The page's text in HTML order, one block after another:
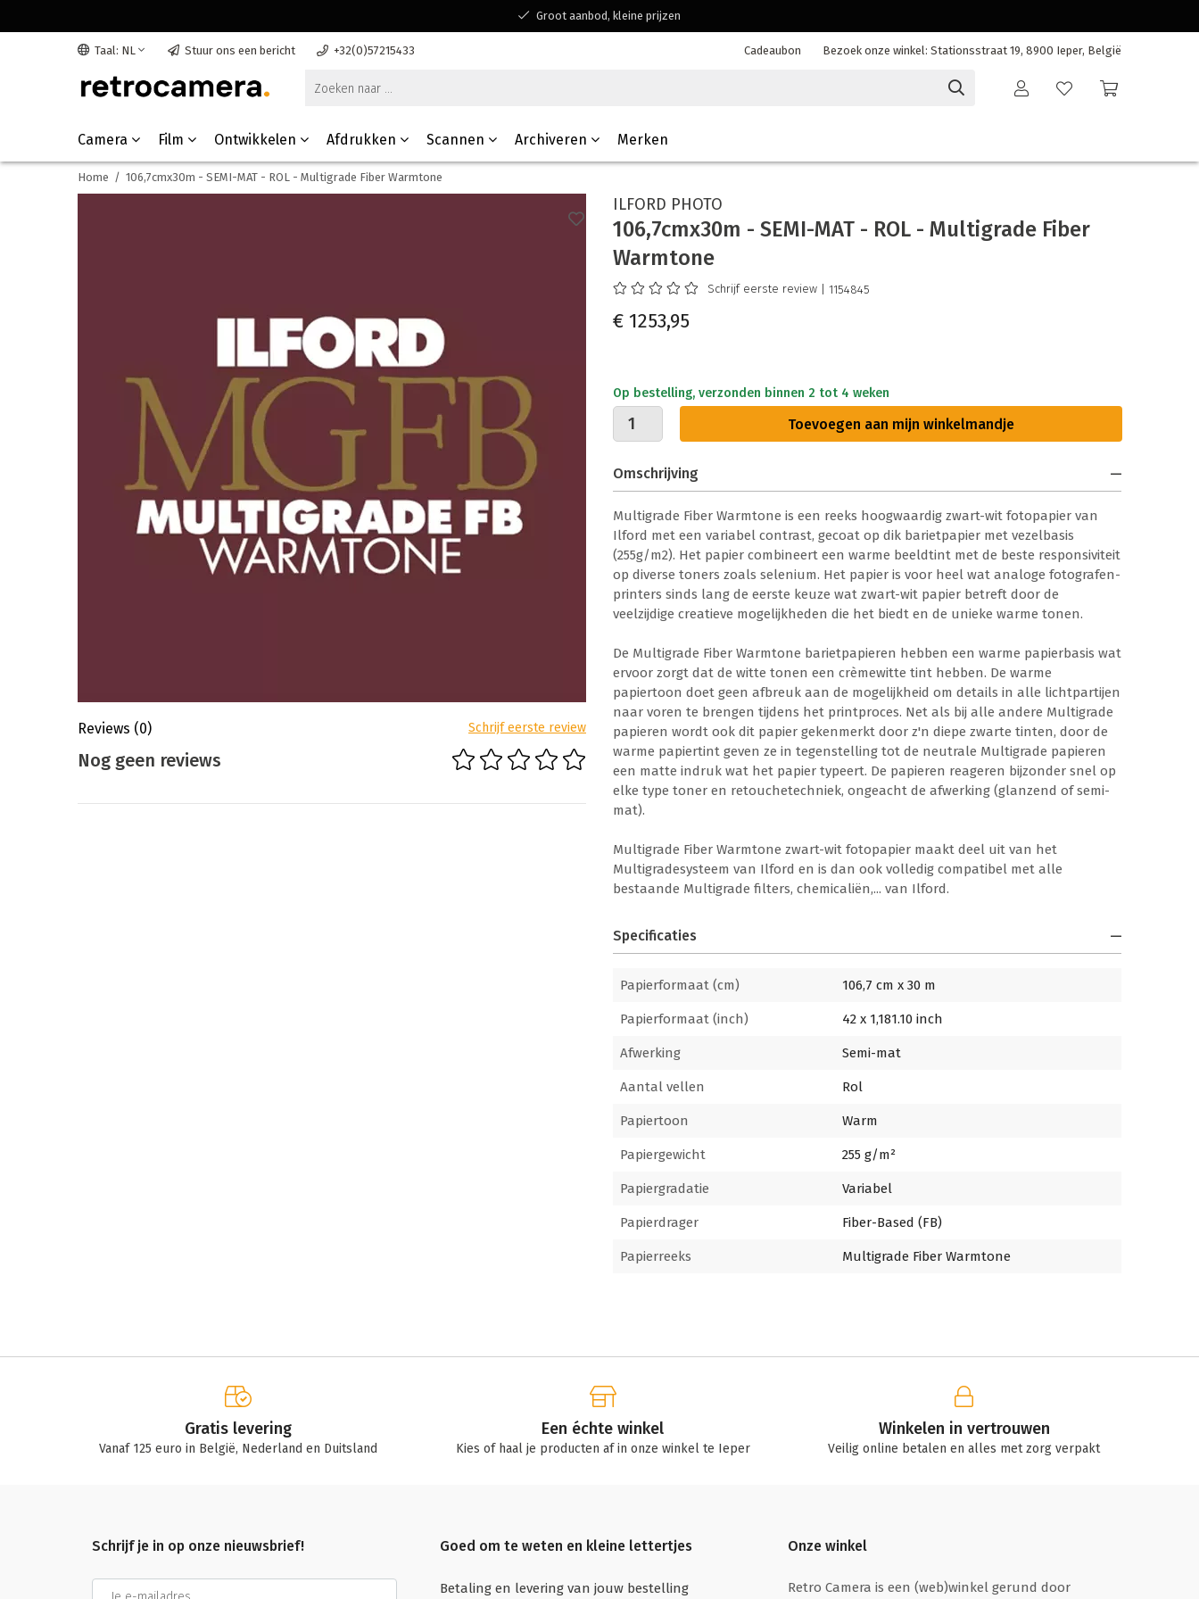
Groot aanbod, kleine prijzen
Taal: NL Stuur ons een bericht +32(0)57215433 Cadeaubon Bezoek onze winkel: Stationsstraat 19, 8900 Ieper, België
Camera Film Ontwikkelen Afdrukken Scannen Archiveren Merken
Home / 106,7cmx30m - SEMI-MAT - ROL - Multigrade Fiber Warmtone
Reviews (0) Schrijf eerste review
Nog geen reviews
ILFORD PHOTO
106,7cmx30m - SEMI-MAT - ROL - Multigrade Fiber
Warmtone
Schrijf eerste review | 1154845
€ 1253,95
Op bestelling, verzonden binnen 2 tot 4 weken
Toevoegen aan mijn winkelmandje
Omschrijving
Multigrade Fiber Warmtone is een reeks hoogwaardig zwart-wit fotopapier van
Ilford met een variabel contrast, gecoat op dik barietpapier met vezelbasis
(255g/m2). Het papier combineert een warme beeldtint met de beste responsiviteit
op diverse toners zoals selenium. Het papier is voor heel wat analoge fotografen-
printers sinds lang de eerste keuze wat zwart-wit papier betreft door de
veelzijdige creatieve mogelijkheden die het biedt en de unieke warme tonen.
De Multigrade Fiber Warmtone barietpapieren hebben een warme papierbasis wat
ervoor zorgt dat de witte tonen een crèmewitte tint hebben. De warme
papiertoon doet geen afbreuk aan de mogelijkheid om details in alle lichtpartijen
naar voren te brengen tijdens het printproces. Net als bij alle andere Multigrade
papieren wordt ook dit papier gekenmerkt door z'n diepe zwarte tinten, door de
warme papiertint geven ze in tegenstelling tot de neutrale Multigrade papieren
een matte indruk wat het papier typeert. De papieren reageren bijzonder snel op
elke type toner en retouchetechniek, ongeacht de afwerking (glanzend of semi-
mat).
Multigrade Fiber Warmtone zwart-wit fotopapier maakt deel uit van het
Multigradesysteem van Ilford en is dan ook volledig compatibel met alle
bestaande Multigrade filters, chemicaliën,... van Ilford.
Specificaties
Papierformaat (cm) 106,7 cm x 30 m
Papierformaat (inch) 42 x 1,181.10 inch
Afwerking Semi-mat
Aantal vellen Rol
Papiertoon Warm
Papiergewicht 255 g/m²
Papiergradatie Variabel
Papierdrager Fiber-Based (FB)
Papierreeks Multigrade Fiber Warmtone
Gratis levering
Vanaf 125 euro in België, Nederland en Duitsland
Een échte winkel
Kies of haal je producten af in onze winkel te Ieper
Winkelen in vertrouwen
Veilig online betalen en alles met zorg verpakt
Schrijf je in op onze nieuwsbrief! Goed om te weten en kleine lettertjes
Betaling en levering van jouw bestelling
Onze winkel
Retro Camera is een (web)winkel gerund door